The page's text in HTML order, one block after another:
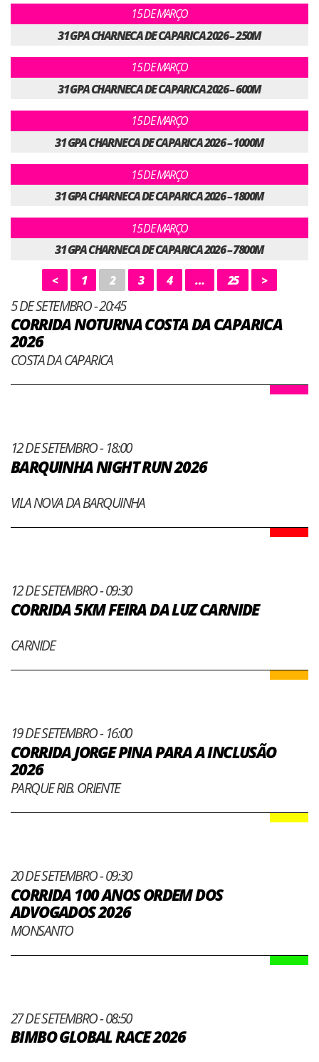
15 DE MARÇO
31 GPA CHARNECA DE CAPARICA 2026 – 250M
15 DE MARÇO
31 GPA CHARNECA DE CAPARICA 2026 – 600M
15 DE MARÇO
31 GPA CHARNECA DE CAPARICA 2026 – 1000M
15 DE MARÇO
31 GPA CHARNECA DE CAPARICA 2026 – 1800M
15 DE MARÇO
31 GPA CHARNECA DE CAPARICA 2026 – 7800M
<
1 2 3 4 … 25 >
5 DE SETEMBRO - 20:45
CORRIDA NOTURNA COSTA DA CAPARICA
2026
COSTA DA CAPARICA
12 DE SETEMBRO - 18:00
BARQUINHA NIGHT RUN 2026
VILA NOVA DA BARQUINHA
12 DE SETEMBRO - 09:30
CORRIDA 5KM FEIRA DA LUZ CARNIDE
CARNIDE
19 DE SETEMBRO - 16:00
CORRIDA JORGE PINA PARA A INCLUSÃO
2026
PARQUE RIB. ORIENTE
20 DE SETEMBRO - 09:30
CORRIDA 100 ANOS ORDEM DOS
ADVOGADOS 2026
MONSANTO
27 DE SETEMBRO - 08:50
BIMBO GLOBAL RACE 2026